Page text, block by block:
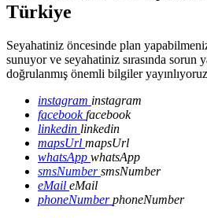
Türkiye
Seyahatiniz öncesinde plan
sunuyor ve seyahatiniz sırasında sorun
doğrulanmış önemli bilgiler
instagram instagram
facebookfacebook
linkedin linkedin
mapsUrl mapsUrl
whatsApp whatsApp
smsNumbersmsNumber
eMail eMail
phoneNumberphoneNumber